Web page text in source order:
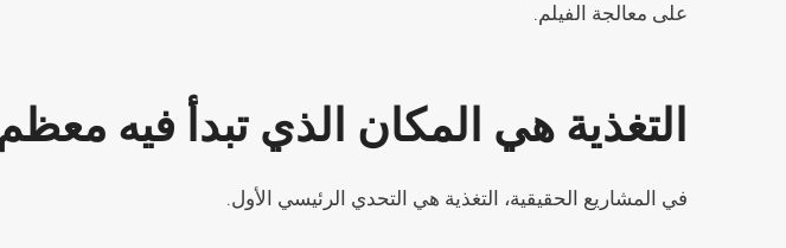
على معالجة الفيلم.
التغذية هي المكان الذي تبدأ فيه
في المشاريع الحقيقية، التغذية هي التحدي الرئيسي الأول.